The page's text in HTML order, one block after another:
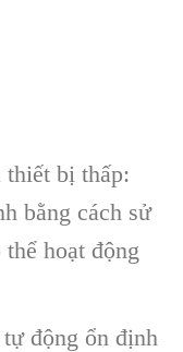
thiết bị thấp:
bằng cách sử
hoạt động
động ổn định